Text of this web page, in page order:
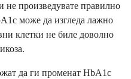
не произведувате правилно
може да изгледа лажно
клетки не биле доволно
да ги променат HbA1c